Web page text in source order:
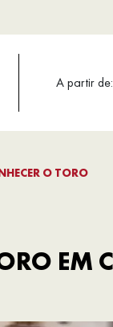
A partir de:
O TORO
EM